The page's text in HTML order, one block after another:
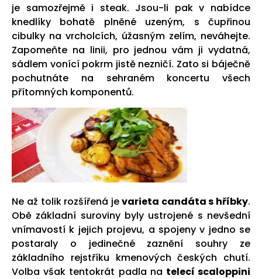
je samozřejmě i steak. Jsou-li pak v nabídce
knedlíky bohatě plněné uzeným, s čupřinou
cibulky na vrcholcích, úžasným zelím, neváhejte.
Zapomeňte na linii, pro jednou vám ji vydatná,
sádlem vonící pokrm jistě nezničí. Zato si báječně
pochutnáte na sehraném koncertu všech
přítomných komponentů.
Ne až tolik rozšířená jevarieta candáta s hříbky.
Obě základní suroviny byly ustrojené s nevšední
vnímavostí k jejich projevu, a spojeny v jedno se
postaraly o jedinečné zaznění souhry ze
základního rejstříku kmenových českých chutí.
Volba však tentokrát padla na telecí scaloppini